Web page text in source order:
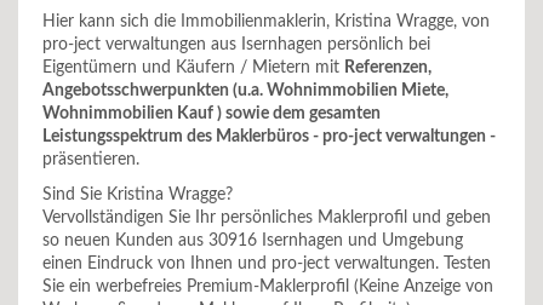
Hier kann sich die Immobilienmaklerin, Kristina Wragge, von
pro-ject verwaltungen aus Isernhagen persönlich bei
Eigentümern und Käufern / Mietern mit Referenzen,
Angebotsschwerpunkten (u.a. Wohnimmobilien Miete,
Wohnimmobilien Kauf ) sowie dem gesamten
Leistungsspektrum des Maklerbüros - pro-ject verwaltungen -
präsentieren.
Sind Sie Kristina Wragge?
Vervollständigen Sie Ihr persönliches Maklerprofil und geben
so neuen Kunden aus 30916 Isernhagen und Umgebung
einen Eindruck von Ihnen und pro-ject verwaltungen. Testen
Sie ein werbefreies Premium-Maklerprofil (Keine Anzeige von